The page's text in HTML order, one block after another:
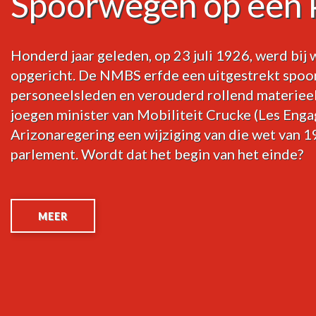
Honderd jaar geleden, op 23 juli 1926, werd bij
opgericht. De NMBS erfde een uitgestrekt
personeelsleden en verouderd rollend
joegen minister van Mobiliteit Crucke (Les
Arizonaregering een wijziging van die wet van
parlement. Wordt dat het begin van het einde?
MEER